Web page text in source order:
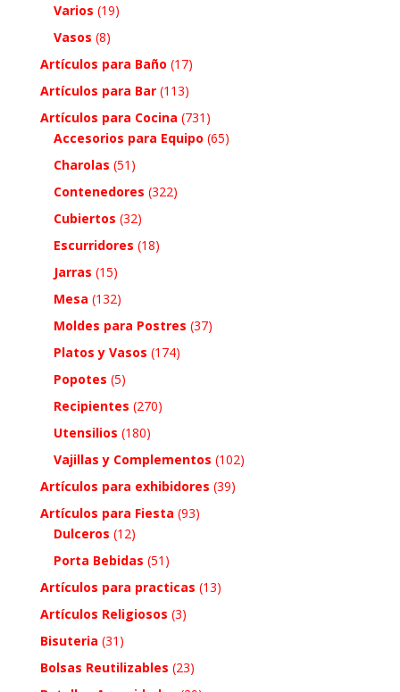
Varios (19)
Vasos (8)
Artículos para Baño (17)
Artículos para Bar (113)
Artículos para Cocina (731)
Accesorios para Equipo (65)
Charolas (51)
Contenedores (322)
Cubiertos (32)
Escurridores (18)
Jarras (15)
Mesa (132)
Moldes para Postres (37)
Platos y Vasos (174)
Popotes (5)
Recipientes (270)
Utensilios (180)
Vajillas y Complementos (102)
Artículos para exhibidores (39)
Artículos para Fiesta (93)
Dulceros (12)
Porta Bebidas (51)
Artículos para practicas (13)
Artículos Religiosos (3)
Bisuteria (31)
Bolsas Reutilizables (23)